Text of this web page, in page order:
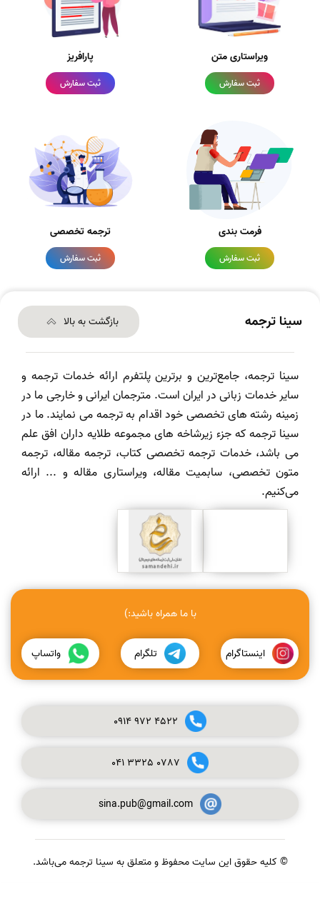
ویراستاری متن
ثبت سفارش
پارافریز
ثبت سفارش
فرمت بندی
ثبت سفارش
ترجمه تخصصی
ثبت سفارش
سینا ترجمه بازگشت به بالا
سینا ترجمه، جامع‌ترین و برترین پلتفرم ارائه خدمات ترجمه و
سایر خدمات زبانی در ایران است. مترجمان ایرانی و خارجی ما در
زمینه رشته های تخصصی خود اقدام به ترجمه می نمایند. ما در
سینا ترجمه که جزء زیرشاخه های مجموعه طلایه داران افق علم
می باشد، خدمات ترجمه تخصصی کتاب، ترجمه مقاله، ترجمه
متون تخصصی، سابمیت مقاله، ویراستاری مقاله و ... ارائه
می‌کنیم.
با ما همراه باشید:)
اینستاگرام تلگرام واتساپ
0914972 4522
041 3325 0787
sina.pub@gmail.com
© کلیه حقوق این سایت محفوظ و متعلق به سینا ترجمه می‌باشد.